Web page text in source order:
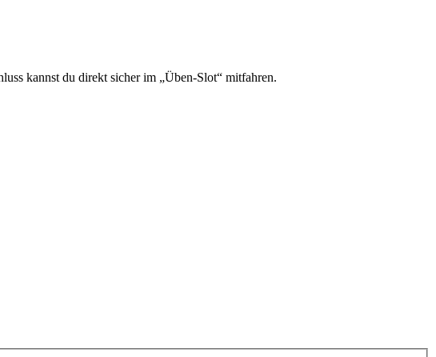
kannst du direkt sicher im „Üben-Slot“ mitfahren.